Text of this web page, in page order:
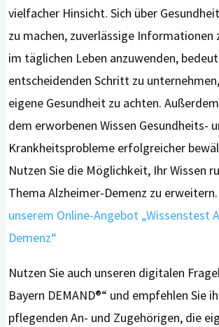
vielfacher Hinsicht. Sich über
zu machen, zuverlässige Informationen
im täglichen Leben anzuwenden,
entscheidenden Schritt zu
eigene Gesundheit zu achten.
dem erworbenen Wissen Gesundheits-
Krankheitsprobleme erfolgreicher
Nutzen Sie die Möglichkeit, Ihr Wissen
Thema Alzheimer-Demenz zu erweitern.
unserem Online-Angebot „Wissenstest
Demenz“
Nutzen Sie auch unseren digitalen
Bayern DEMAND®“ und empfehlen Sie
pflegenden An- und Zugehörigen, die